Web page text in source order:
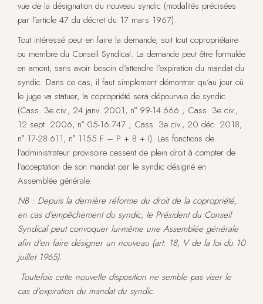
vue de la désignation du nouveau syndic (modalités précisées
par l’article 47 du décret du 17 mars 1967).
Tout intéressé peut en faire la demande, soit tout copropriétaire
ou membre du Conseil Syndical. La demande peut être formulée
en amont, sans avoir besoin d’attendre l’expiration du mandat du
syndic. Dans ce cas, il faut simplement démontrer qu’au jour où
le juge va statuer, la copropriété sera dépourvue de syndic
(Cass. 3e civ., 24 janv. 2001, n° 99-14.666 ; Cass. 3e civ.,
12 sept. 2006, n° 05-16.747 ; Cass. 3e civ., 20 déc. 2018,
n° 17-28.611, n° 1155 F – P + B + I). Les fonctions de
l’administrateur provisoire cessent de plein droit à compter de
l’acceptation de son mandat par le syndic désigné en
Assemblée générale.
NB : Depuis la dernière réforme du droit de la copropriété,
en cas d’empêchement du syndic, le Président du Conseil
Syndical peut convoquer lui-même une Assemblée générale
afin d’en faire désigner un nouveau (art. 18, V de la loi du 10
juillet 1965).
Toutefois cette nouvelle disposition ne semble pas viser le
cas d’expiration du mandat du syndic.